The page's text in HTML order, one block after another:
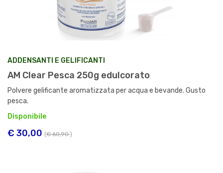
ADDENSANTI E GELIFICANTI
AM Clear Pesca 250g edulcorato
Polvere gelificante aromatizzata per acqua e bevande. Gusto
pesca.
Disponibile
€ 30,00 (€ 60,90)